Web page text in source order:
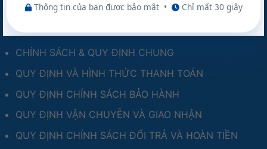
Thông tin của bạn được bảo mật • Chỉ mất 30 giây
CHÍNH SÁCH & HỖ TRỢ
CHÍNH SÁCH & QUY ĐỊNH CHUNG
QUY ĐỊNH VÀ HÌNH THỨC THANH TOÁN
QUY ĐỊNH CHÍNH SÁCH BẢO HÀNH
QUY ĐỊNH VẬN CHUYỄN VÀ GIAO NHẬN
QUY ĐỊNH CHÍNH SÁCH ĐỔI TRẢ VÀ HOÀN TIỀN